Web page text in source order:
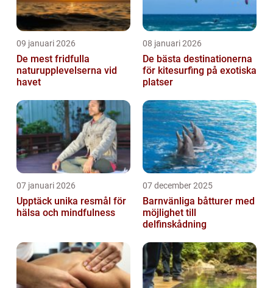
09 januari 2026
De mest fridfulla
naturupplevelserna vid
havet
08 januari 2026
De bästa destinationerna
för kitesurfing på exotiska
platser
07 januari 2026
Upptäck unika resmål för
hälsa och mindfulness
07 december 2025
Barnvänliga båtturer med
möjlighet till
delfinskådning